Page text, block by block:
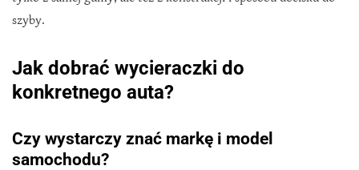
szyby.
Jak dobrać wycieraczki do
konkretnego auta?
Czy wystarczy znać markę i model
samochodu?